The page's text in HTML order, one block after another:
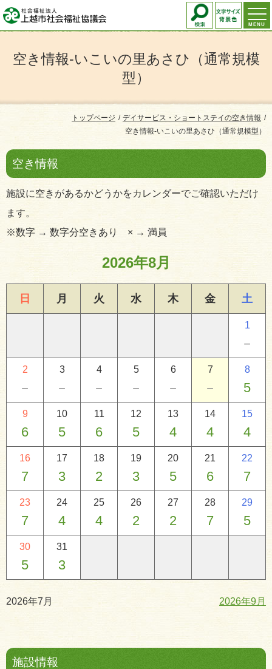
MENU
空き情報-いこいの里あさひ（通常規模
型）
トップページ
デイサービス・ショートステイの空き情報
空き情報-いこいの里あさひ（通常規模型）
空き情報
施設に空きがあるかどうかをカレンダーでご確認いただけ
ます。
※数字 → 数字分空きあり × → 満員
2026年8月
日 月 火 水 木 金 土
1
－
2
－
3
－
4
－
5
－
6
－
7
－
8
5
9
6
10
5
11
6
12
5
13
4
14
4
15
4
16
7
17
3
18
2
19
3
20
5
21
6
22
7
23
7
24
4
25
4
26
2
27
2
28
7
29
5
30
5
31
3
2026年7月 2026年9月
施設情報